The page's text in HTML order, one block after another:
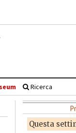
Ricerca
Questa